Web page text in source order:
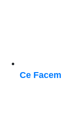
Ce Facem